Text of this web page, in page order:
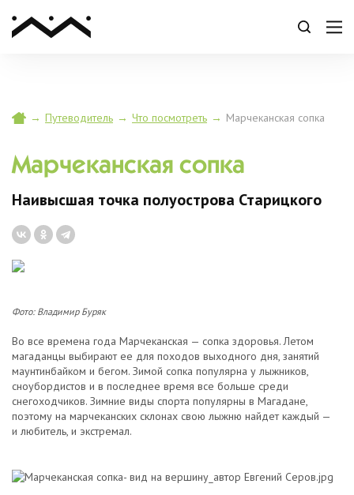
→ Путеводитель → Что посмотреть → Марчеканская сопка
Марчеканская сопка
Наивысшая точка полуострова Старицкого
Фото: Владимир Буряк
Во все времена года Марчеканская — сопка здоровья. Летом
магаданцы выбирают ее для походов выходного дня, занятий
маунтинбайком и бегом. Зимой сопка популярна у лыжников,
сноубордистов и в последнее время все больше среди
снегоходчиков. Зимние виды спорта популярны в Магадане,
поэтому на марчеканских склонах свою лыжню найдет каждый —
и любитель, и экстремал.